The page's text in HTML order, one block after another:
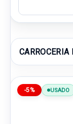
CARROCERIA
-5% USADO